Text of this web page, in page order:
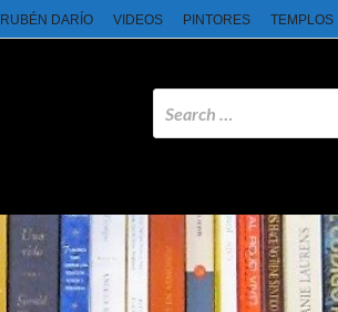
RUBÉN DARÍO VIDEOS PINTORES TEMPLOS